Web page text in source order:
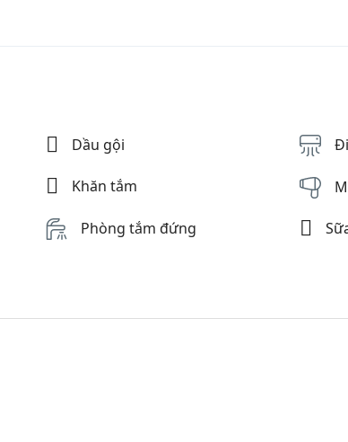
Dầu gội
Khăn tắm
Phòng tắm đứng